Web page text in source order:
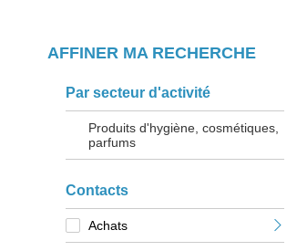
AFFINER MA RECHERCHE
Par secteur d'activité
Produits d'hygiène, cosmétiques,
parfums
Contacts
Achats